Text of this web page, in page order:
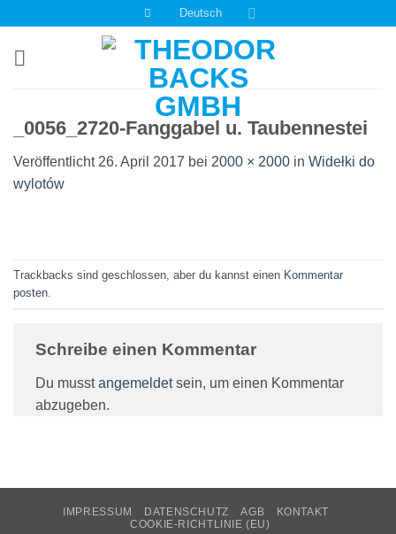
springen
Deutsch
_0056_2720-Fanggabel u. Taubennestei
Veröffentlicht 26. April 2017 bei 2000 × 2000 in Widełki do
wylotów
Trackbacks sind geschlossen, aber du kannst einen Kommentar
posten
Schreibe einen Kommentar
Du musstangemeldetsein, um einen Kommentar
abzugeben.
IMPRESSUM DATENSCHUTZ AGB
KONTAKT
COOKIE-RICHTLINIE (EU)